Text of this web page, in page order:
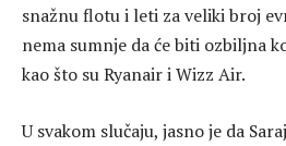
snažnu flotu i leti za veliki broj
nema sumnje da će biti ozbiljna
kao što su Ryanair i Wizz Air.
U svakom slučaju, jasno je da